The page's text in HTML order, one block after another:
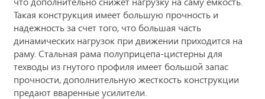
Такая конструкция имеет большую прочность и
надежность за счет того, что большая часть
динамических нагрузок при движении приходится на
раму. Стальная рама полуприцепа-цистерны для
техводы из гнутого профиля имеет большой запас
прочности, дополнительную жесткость конструкции
предают вваренные усилители.